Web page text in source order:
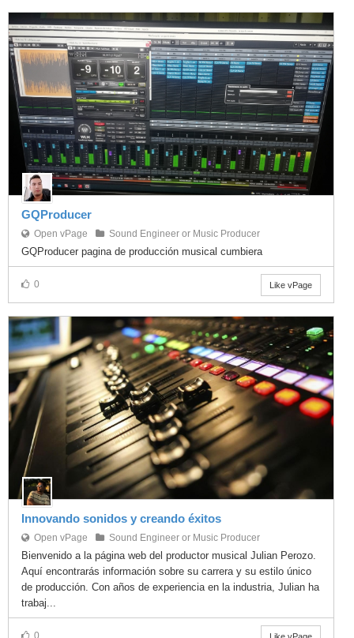
GQProducer
Open vPage Sound Engineer or Music Producer
GQProducer pagina de producción musical cumbiera
0 Like vPage
Innovando sonidos y creando éxitos
Open vPage Sound Engineer or Music Producer
Bienvenido a la página web del productor musical Julian Perozo.
Aquí encontrarás información sobre su carrera y su estilo único
de producción. Con años de experiencia en la industria, Julian ha
trabaj...